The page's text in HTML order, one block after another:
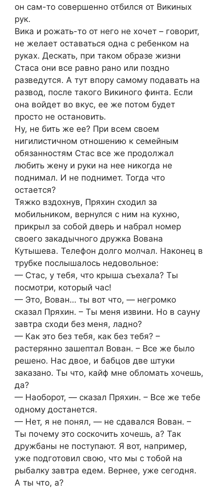
он сам-то совершенно отбился от Викиных
рук.
Вика и рожать-то от него не хочет – говорит,
не желает оставаться одна с ребенком на
руках. Дескать, при таком образе жизни
Стаса они все равно рано или поздно
разведутся. А тут впору самому подавать на
развод, после такого Викиного финта. Если
она войдет во вкус, ее же потом будет
просто не остановить.
Ну, не бить же ее? При всем своем
нигилистичном отношению к семейным
обязанностям Стас все же продолжал
любить жену и руки на нее никогда не
поднимал. И не поднимет. Тогда что
остается?
Тяжко вздохнув, Пряхин сходил за
мобильником, вернулся с ним на кухню,
прикрыл за собой дверь и набрал номер
своего закадычного дружка Вована
Кутышева. Телефон долго молчал. Наконец в
трубке послышалось недовольное:
— Стас, у тебя, что крыша съехала? Ты
посмотри, который час!
— Это, Вован… ты вот что, — негромко
сказал Пряхин. – Ты меня извини. Но в сауну
завтра сходи без меня, ладно?
— Как это без тебя, как без тебя? –
растерянно зашептал Вован. – Все же было
решено. Нас двое, и бабцов две штуки
заказано. Ты что, кайф мне обломать хочешь,
да?
— Наоборот, — сказал Пряхин. – Все же тебе
одному достанется.
— Нет, я не понял, — не сдавался Вован. –
Ты почему это соскочить хочешь, а? Так
дружбаны не поступают. Я вот, например,
уже подготовил свою, что мы с тобой на
рыбалку завтра едем. Вернее, уже сегодня.
А ты что, а?